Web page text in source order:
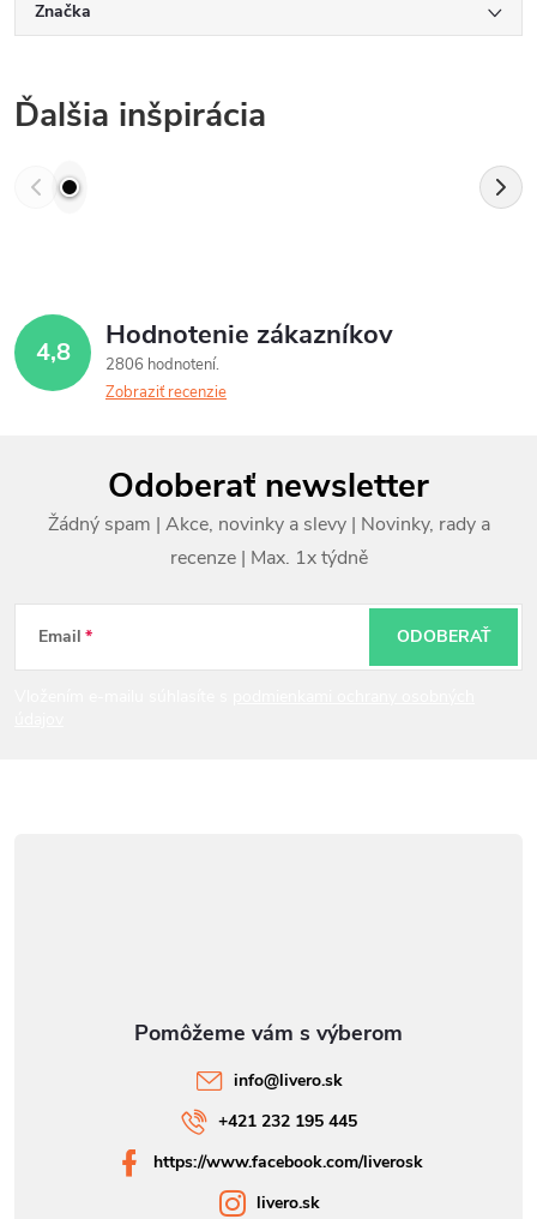
Značka
Ďalšia inšpirácia
4,8 Hodnotenie zákazníkov
2806 hodnotení
Zobraziť recenzie
ä
Odoberať newsletter
Email ODOBERAŤ
info@livero.sk
+421 232 195 445
https://www.facebook.com/liverosk
livero.sk